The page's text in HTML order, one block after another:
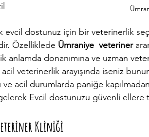
evcil dostunuz için bir veterinerlik
Özelliklede Ümraniye  veteriner
anlamda donanımına ve uzman
veterinerlik arayışında iseniz
ve acil durumlarda paniğe
Evcil dostunuzu güvenli ellere
Kliniği